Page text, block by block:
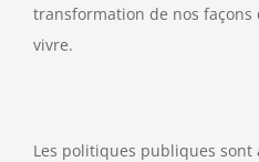
transformation de nos
vivre.
Les politiques publiques sont